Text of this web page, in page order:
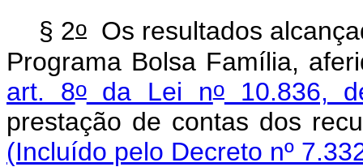
§ 2oOs resultados
Programa Bolsa Família,
art. 8oda Lei no10.836,
prestação de contas dos
(Incluído pelo Decreto nº